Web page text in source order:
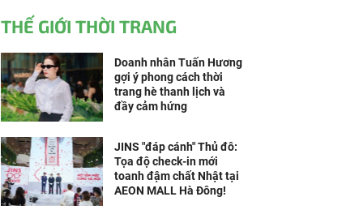
THẾ GIỚI THỜI TRANG
Doanh nhân Tuấn Hương
gợi ý phong cách thời
trang hè thanh lịch và
đầy cảm hứng
JINS "đáp cánh" Thủ đô:
Tọa độ check-in mới
toanh đậm chất Nhật tại
AEON MALL Hà Đông!